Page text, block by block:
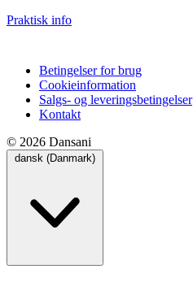
Praktisk info
Betingelser for brug
Cookieinformation
Salgs- og leveringsbetingelser
Kontakt
© 2026 Dansani
dansk (Danmark)